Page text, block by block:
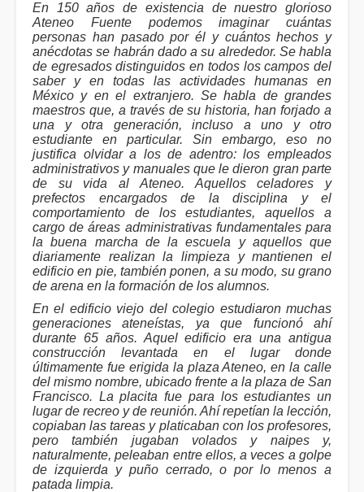
En 150 años de existencia de nuestro glorioso
Ateneo Fuente podemos imaginar cuántas
personas han pasado por él y cuántos hechos y
anécdotas se habrán dado a su alrededor. Se habla
de egresados distinguidos en todos los campos del
saber y en todas las actividades humanas en
México y en el extranjero. Se habla de grandes
maestros que, a través de su historia, han forjado a
una y otra generación, incluso a uno y otro
estudiante en particular. Sin embargo, eso no
justifica olvidar a los de adentro: los empleados
administrativos y manuales que le dieron gran parte
de su vida al Ateneo. Aquellos celadores y
prefectos encargados de la disciplina y el
comportamiento de los estudiantes, aquellos a
cargo de áreas administrativas fundamentales para
la buena marcha de la escuela y aquellos que
diariamente realizan la limpieza y mantienen el
edificio en pie, también ponen, a su modo, su grano
de arena en la formación de los alumnos.
En el edificio viejo del colegio estudiaron muchas
generaciones ateneístas, ya que funcionó ahí
durante 65 años. Aquel edificio era una antigua
construcción levantada en el lugar donde
últimamente fue erigida la plaza Ateneo, en la calle
del mismo nombre, ubicado frente a la plaza de San
Francisco. La placita fue para los estudiantes un
lugar de recreo y de reunión. Ahí repetían la lección,
copiaban las tareas y platicaban con los profesores,
pero también jugaban volados y naipes y,
naturalmente, peleaban entre ellos, a veces a golpe
de izquierda y puño cerrado, o por lo menos a
patada limpia.